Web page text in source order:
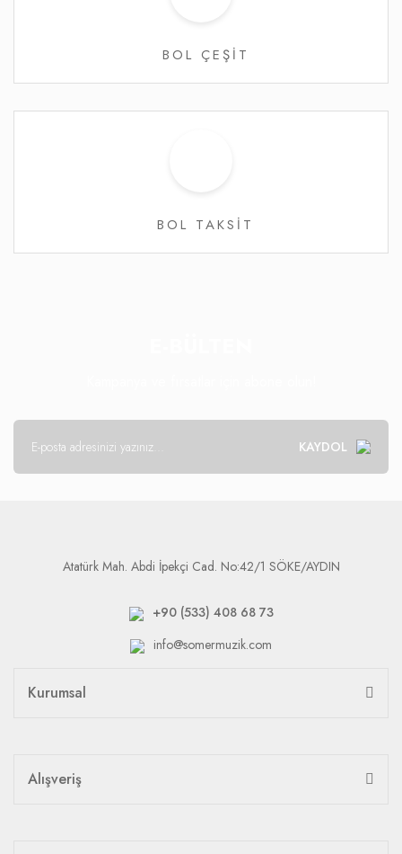
BOL ÇEŞİT
BOL TAKSİT
KAYDOL
Atatürk Mah. Abdi İpekçi Cad. No:42/1 SÖKE/AYDIN
+90 (533) 408 68 73
info@somermuzik.com
Kurumsal
Alışveriş